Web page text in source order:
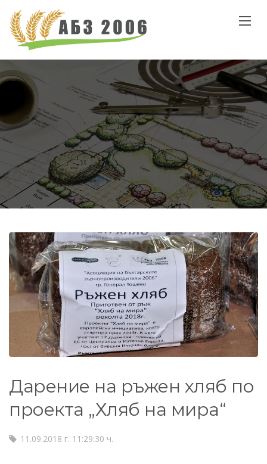
Дарение на ръжен хляб по
проекта „Хляб на мира“
11.09.2018 г. 11:29:30 ч.